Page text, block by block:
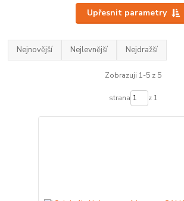
Upřesnit parametry
Nejnovější Nejlevnější Nejdražší
Zobrazuji 1-5 z 5
strana z 1